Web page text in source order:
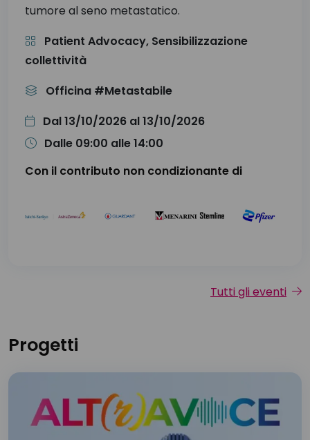
tumore al seno metastatico.
Patient Advocacy, Sensibilizzazione
collettività
Officina #Metastabile
Dal 13/10/2026 al 13/10/2026
Dalle 09:00 alle 14:00
Con il contributo non condizionante di
Tutti gli eventi
Progetti